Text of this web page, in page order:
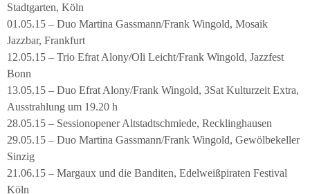
Stadtgarten, Köln
01.05.15 – Duo Martina Gassmann/Frank Wingold, Mosaik
Jazzbar, Frankfurt
12.05.15 – Trio Efrat Alony/Oli Leicht/Frank Wingold, Jazzfest
Bonn
13.05.15 – Duo Efrat Alony/Frank Wingold, 3Sat Kulturzeit Extra,
Ausstrahlung um 19.20 h
28.05.15 – Sessionopener Altstadtschmiede, Recklinghausen
29.05.15 – Duo Martina Gassmann/Frank Wingold, Gewölbekeller
Sinzig
21.06.15 – Margaux und die Banditen, Edelweißpiraten Festival
Köln